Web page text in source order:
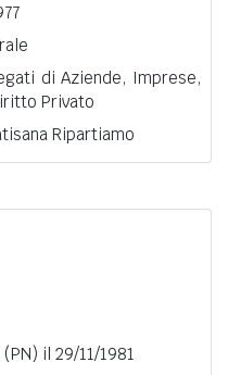
di Aziende, Imprese,
Privato
Ripartiamo
il 29/11/1981